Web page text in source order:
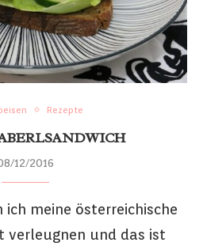
Rezepte
12/2016
ich meine österreichische
verleugnen und das ist